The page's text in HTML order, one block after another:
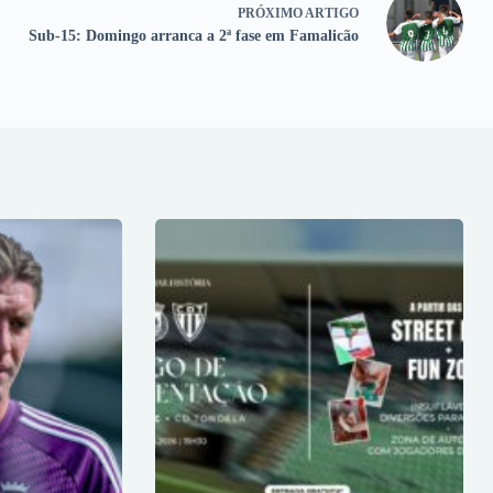
PRÓXIMO ARTIGO
Sub-15: Domingo arranca a 2ª fase em Famalicão